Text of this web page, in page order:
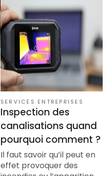
SERVICES ENTREPRISES
Inspection des
canalisations quand
pourquoi comment ?
Il faut savoir qu’il peut en
effet provoquer des